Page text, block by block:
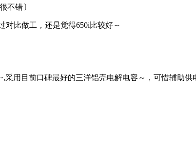
不错〕
对比做工，还是觉得650i比较好～
用目前口碑最好的三洋铝壳电解电容～，可惜辅助